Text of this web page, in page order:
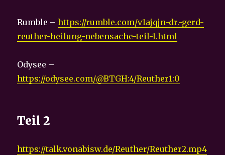
Rumble –https://rumble.com/v1ajqjn-dr.-gerd-
reuther-heilung-nebensache-teil-1.html
Odysee –
https://odysee.com/@BTGH:4/Reuther1:0
Teil 2
https://talk.vonabisw.de/Reuther/Reuther2.mp4